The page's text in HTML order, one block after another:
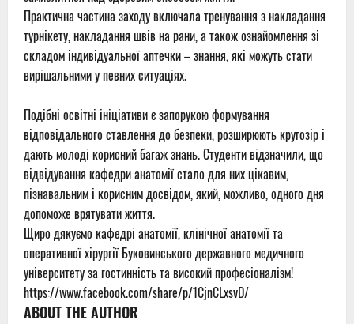
Практична частина заходу включала тренування з накладання
турнікету, накладання швів на рани, а також ознайомлення зі
складом індивідуальної аптечки – знання, які можуть стати
вирішальними у певних ситуаціях.
Подібні освітні ініціативи є запорукою формування
відповідального ставлення до безпеки, розширюють кругозір і
дають молоді корисний багаж знань. Студенти відзначили, що
відвідування кафедри анатомії стало для них цікавим,
пізнавальним і корисним досвідом, який, можливо, одного дня
допоможе врятувати життя.
Щиро дякуємо кафедрі анатомії, клінічної анатомії та
оперативної хірургії Буковинського державного медичного
університету за гостинність та високий професіоналізм!
https://www.facebook.com/share/p/1CjnCLxsvD/
ABOUT THE AUTHOR